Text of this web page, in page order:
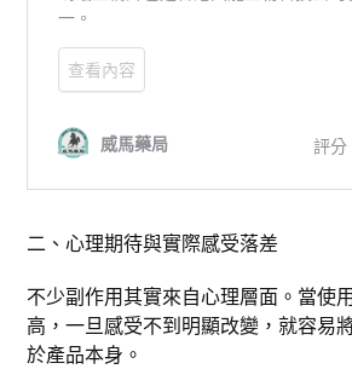
二、心理期待與實際感受落差
不少副作用其實來自心理層面。當使
高，一旦感受不到明顯改變，就容易
於產品本身。